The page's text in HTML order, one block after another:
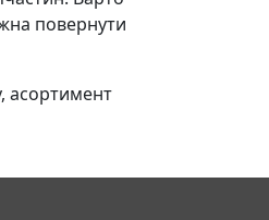
повернути
асортимент